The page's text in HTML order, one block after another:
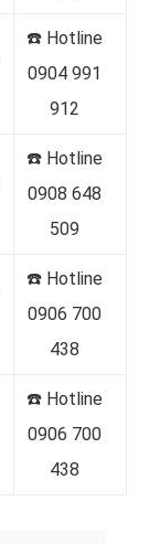
☎️ Hotline
0904 991
912
☎️ Hotline
0908 648
509
☎️ Hotline
0906 700
438
☎️ Hotline
0906 700
438